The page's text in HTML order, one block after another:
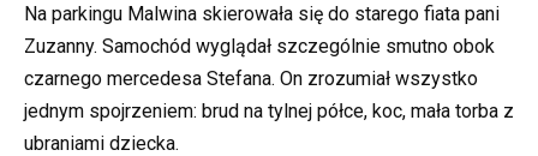
Na parkingu Malwina skierowała się do starego fiata pani
Zuzanny. Samochód wyglądał szczególnie smutno obok
czarnego mercedesa Stefana. On zrozumiał wszystko
jednym spojrzeniem: brud na tylnej półce, koc, mała torba z
ubraniami dziecka.